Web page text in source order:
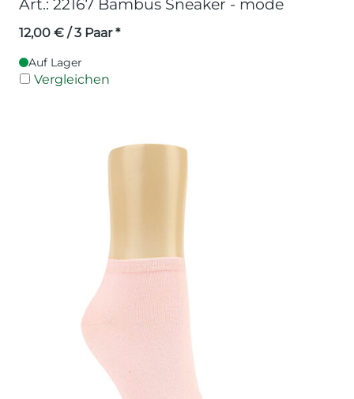
Art.: 22167 Bambus Sneaker - mode
12,00 € / 3 Paar *
Auf Lager
Vergleichen